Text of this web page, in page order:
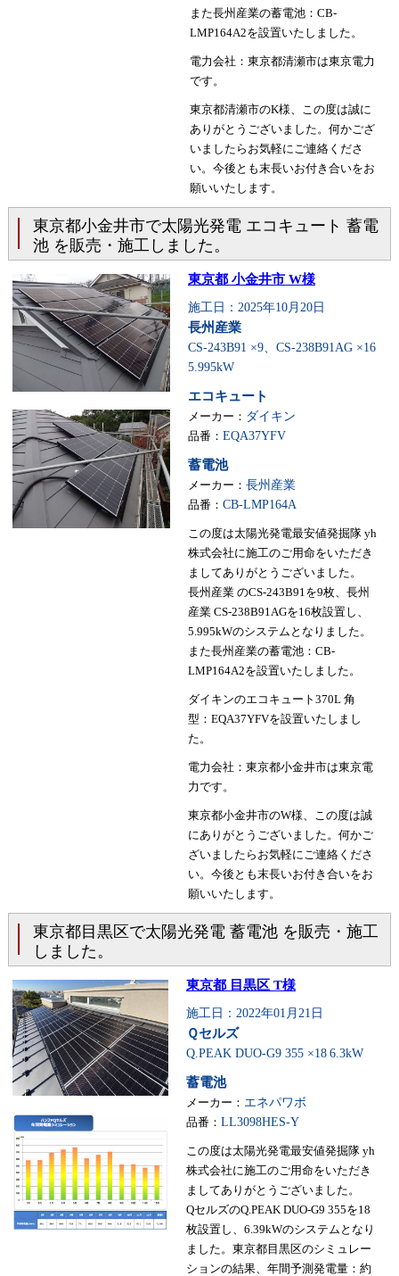
また長州産業の蓄電池：CB-
LMP164A2を設置いたしました。
電力会社：東京都清瀬市は東京電力
です。
東京都清瀬市のK様、この度は誠に
ありがとうございました。何かござ
いましたらお気軽にご連絡くださ
い。今後とも末長いお付き合いをお
願いいたします。
東京都小金井市で太陽光発電 エコキュート 蓄電
池 を販売・施工しました。
東京都 小金井市 W様
施工日：2025年10月20日
長州産業
CS-243B91 ×9、CS-238B91AG ×16
5.995kW
エコキュート
メーカー： ダイキン
品番： EQA37YFV
蓄電池
メーカー： 長州産業
品番： CB-LMP164A
この度は太陽光発電最安値発掘隊 yh
株式会社に施工のご用命をいただき
ましてありがとうございました。
長州産業 のCS-243B91を9枚、長州
産業 CS-238B91AGを16枚設置し、
5.995kWのシステムとなりました。
また長州産業の蓄電池：CB-
LMP164A2を設置いたしました。
ダイキンのエコキュート370L 角
型：EQA37YFVを設置いたしまし
た。
電力会社：東京都小金井市は東京電
力です。
東京都小金井市のW様、この度は誠
にありがとうございました。何かご
ざいましたらお気軽にご連絡くださ
い。今後とも末長いお付き合いをお
願いいたします。
東京都目黒区で太陽光発電 蓄電池 を販売・施工
しました。
東京都 目黒区 T様
施工日：2022年01月21日
Ｑセルズ
Q.PEAK DUO-G9 355 ×18 6.3kW
蓄電池
メーカー： エネパワボ
品番： LL3098HES-Y
この度は太陽光発電最安値発掘隊 yh
株式会社に施工のご用命をいただき
ましてありがとうございました。
QセルズのQ.PEAK DUO-G9 355を18
枚設置し、6.39kWのシステムとなり
ました。東京都目黒区のシミュレー
ションの結果、年間予測発電量：約